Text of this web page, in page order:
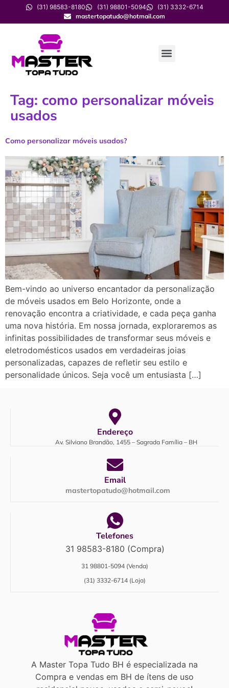
(31) 98583-8180 (31) 98801-5094
(31) 3332-6714
mastertopatudo@hotmail.com
Tag: como personalizar móveis
usados
Como personalizar móveis usados?
Bem-vindo ao universo encantador da personalização
de móveis usados em Belo Horizonte, onde a
renovação encontra a criatividade, e cada peça ganha
uma nova história. Em nossa jornada, exploraremos as
infinitas possibilidades de transformar seus móveis e
eletrodomésticos usados em verdadeiras joias
personalizadas, capazes de refletir seu estilo e
personalidade únicos. Seja você um entusiasta […]
Endereço
Av. Silviano Brandão, 1455 – Sagrada Família – BH
Email
mastertopatudo@hotmail.com
Telefones
31 98583-8180 (Compra)
31 98801-5094 (Venda)
(31) 3332-6714 (Loja)
A Master Topa Tudo BH é especializada na
Compra e vendas em BH de ítens de uso